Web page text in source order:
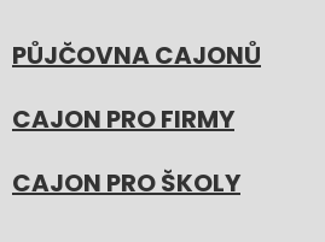
PŮJČOVNA CAJONŮ
CAJON PRO FIRMY
CAJON PRO ŠKOLY